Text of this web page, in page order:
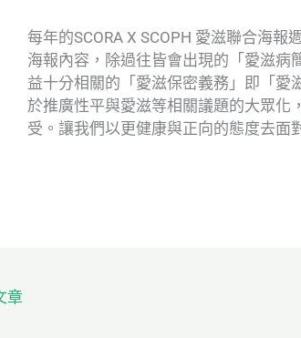
每年的SCORA X SCOPH 愛滋聯合海
海報內容，除過往皆會出現的「愛滋病
益十分相關的「愛滋保密義務」即「愛
於推廣性平與愛滋等相關議題的大眾化
受。讓我們以更健康與正向的態度去面
章